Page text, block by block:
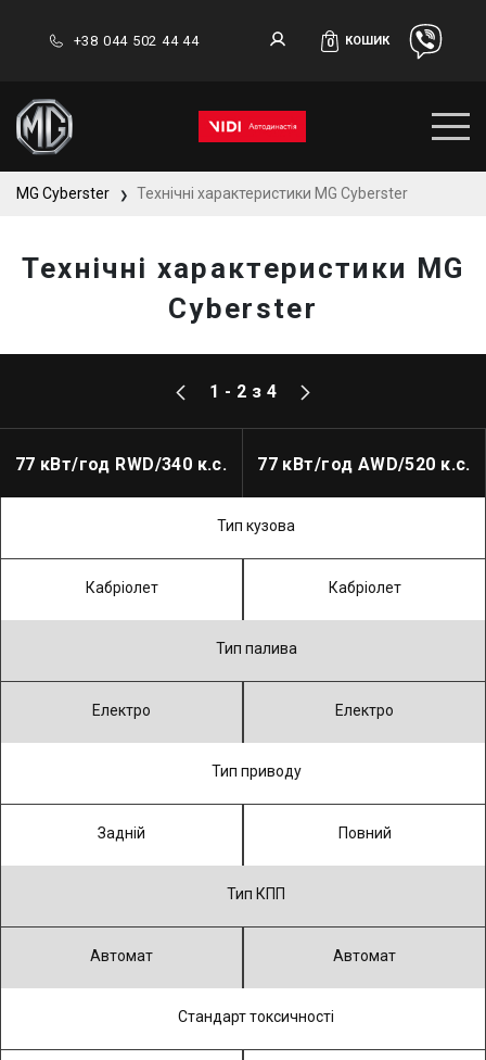
+38 044 502 44 44 0 КОШИК
MG Cyberster ❯ Технічні характеристики MG Cyberster
Технічні характеристики MG
Cyberster
1 - 2 з 4
77 кВт/год RWD/340 к.с. 77 кВт/год AWD/520 к.с.
Тип кузова
Кабріолет Кабріолет
Тип палива
Електро Електро
Тип приводу
Задній Повний
Тип КПП
Автомат Автомат
Cтандарт токсичності